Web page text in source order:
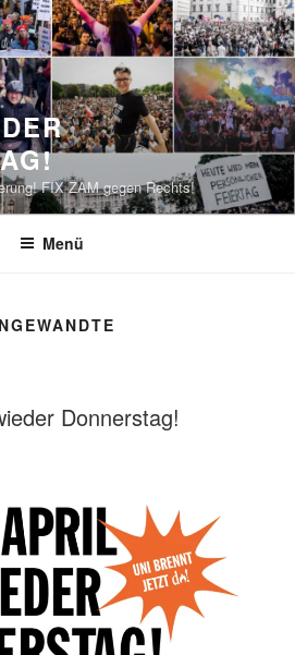
FIX ZAM gegen Rechts!
Menü
Donnerstag!